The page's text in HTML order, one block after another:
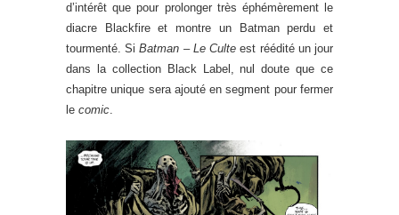
d’intérêt que pour prolonger très éphémèrement le
diacre Blackfire et montre un Batman perdu et
tourmenté. SiBatman – Le Culte est réédité un jour
dans la collection Black Label, nul doute que ce
chapitre unique sera ajouté en segment pour fermer
le comic.